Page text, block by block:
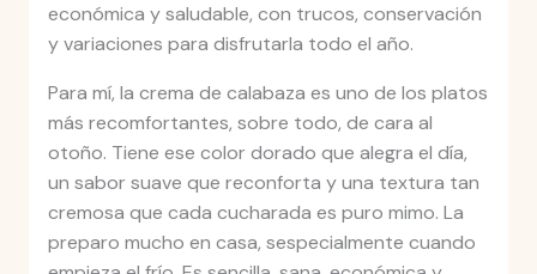
económica y saludable, con trucos, conservación
y variaciones para disfrutarla todo el año.
Para mí, la crema de calabaza es uno de los platos
más recomfortantes, sobre todo, de cara al
otoño. Tiene ese color dorado que alegra el día,
un sabor suave que reconforta y una textura tan
cremosa que cada cucharada es puro mimo. La
preparo mucho en casa, sespecialmente cuando